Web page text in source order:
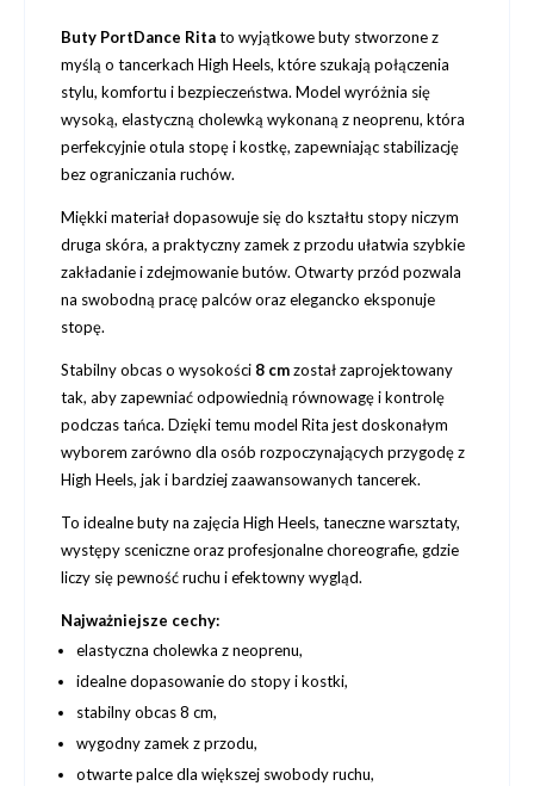
Buty PortDance Ritato wyjątkowe buty stworzone z
myślą o tancerkach High Heels, które szukają połączenia
stylu, komfortu i bezpieczeństwa. Model wyróżnia się
wysoką, elastyczną cholewką wykonaną z neoprenu, która
perfekcyjnie otula stopę i kostkę, zapewniając stabilizację
bez ograniczania ruchów.
Miękki materiał dopasowuje się do kształtu stopy niczym
druga skóra, a praktyczny zamek z przodu ułatwia szybkie
zakładanie i zdejmowanie butów. Otwarty przód pozwala
na swobodną pracę palców oraz elegancko eksponuje
stopę.
Stabilny obcas o wysokości 8 cmzostał zaprojektowany
tak, aby zapewniać odpowiednią równowagę i kontrolę
podczas tańca. Dzięki temu model Rita jest doskonałym
wyborem zarówno dla osób rozpoczynających przygodę z
High Heels, jak i bardziej zaawansowanych tancerek.
To idealne buty na zajęcia High Heels, taneczne warsztaty,
występy sceniczne oraz profesjonalne choreografie, gdzie
liczy się pewność ruchu i efektowny wygląd.
Najważniejsze cechy:
elastyczna cholewka z neoprenu,
idealne dopasowanie do stopy i kostki,
stabilny obcas 8 cm,
wygodny zamek z przodu,
otwarte palce dla większej swobody ruchu,